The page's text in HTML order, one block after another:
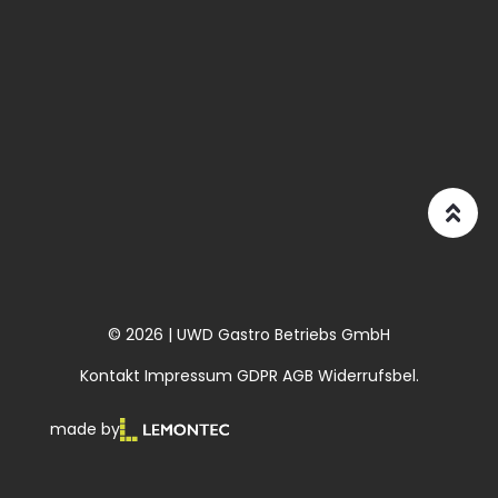
© 2026 | UWD Gastro Betriebs GmbH
Kontakt Impressum GDPR AGB Widerrufsbel.
made by